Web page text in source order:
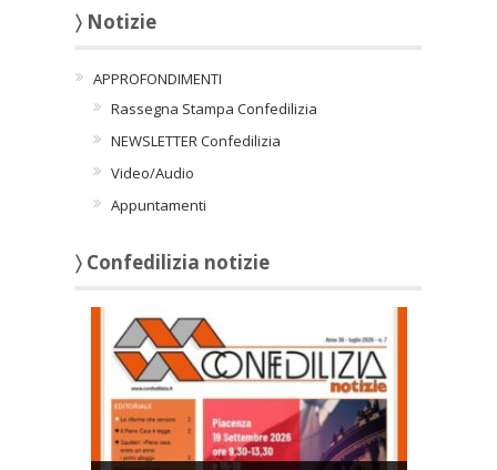
〉 Notizie
APPROFONDIMENTI
Rassegna Stampa Confedilizia
NEWSLETTER Confedilizia
Video/Audio
Appuntamenti
〉 Confedilizia notizie